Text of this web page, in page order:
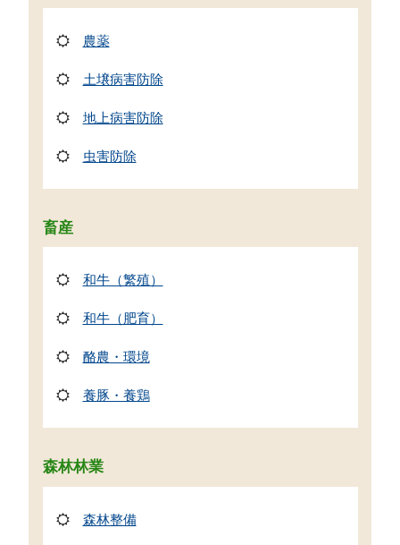
農薬
土壌病害防除
地上病害防除
虫害防除
畜産
和牛（繁殖）
和牛（肥育）
酪農・環境
養豚・養鶏
森林林業
森林整備